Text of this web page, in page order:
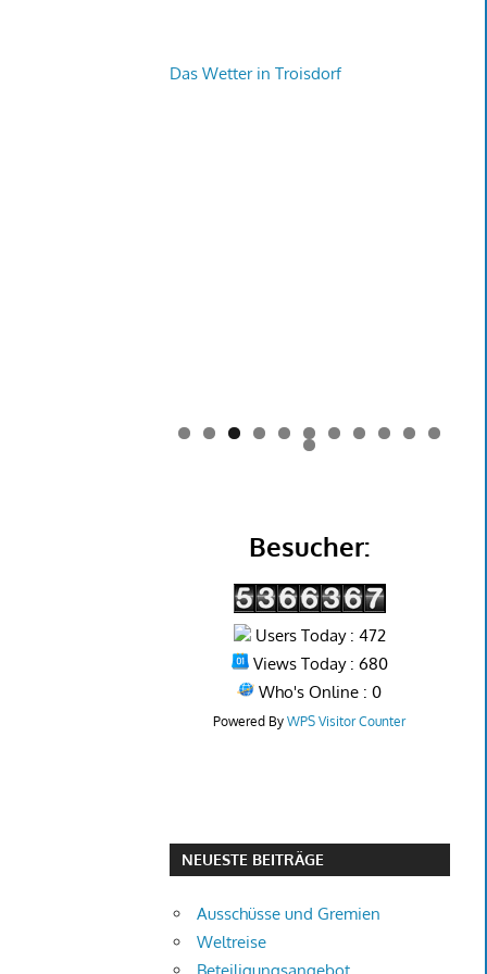
Das Wetter in Troisdorf
0 1
2
Besucher:
Users Today : 472
Views Today : 680
Who's Online : 0
Powered ByWPS Visitor Counter
NEUESTE BEITRÄGE
Ausschüsse und Gremien
Weltreise